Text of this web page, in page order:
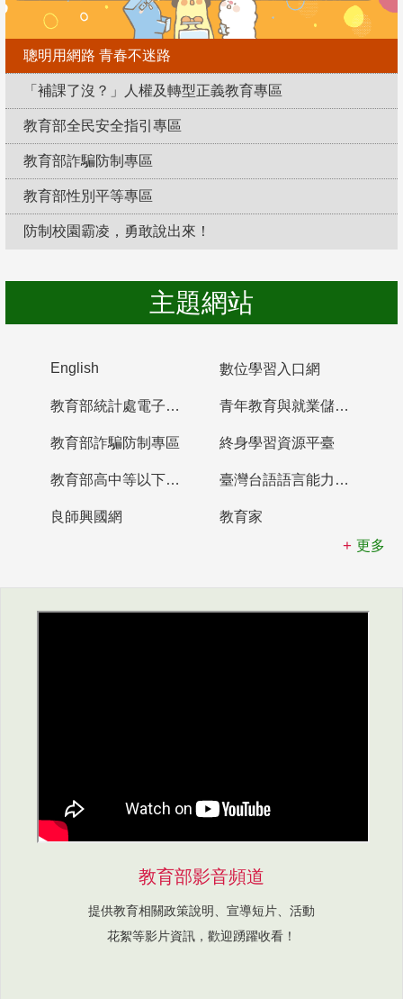
聰明用網路 青春不迷路
「補課了沒？」人權及轉型正義教育專區
教育部全民安全指引專區
教育部詐騙防制專區
教育部性別平等專區
防制校園霸凌，勇敢說出來！
主題網站
English 數位學習入口網
教育部統計處電子書櫃 青年教育與就業儲蓄帳戶
教育部詐騙防制專區 終身學習資源平臺
教育部高中等以下學校及幼兒園教師資格檢定考試 臺灣台語語言能力認證網站
良師興國網
教育家
更多
教育部影音頻道
提供教育相關政策說明、宣導短片、活動
花絮等影片資訊，歡迎踴躍收看！